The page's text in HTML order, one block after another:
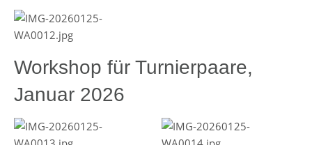
Workshop für Turnierpaare,
Januar 2026